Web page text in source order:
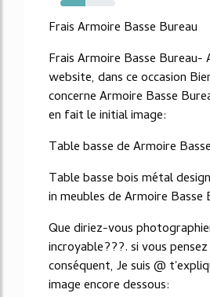
46%
Frais Armoire Basse Bureau
Frais Armoire Basse
website, dans ce occasion
concerne Armoire Basse
en fait le initial image:
Table basse de Armoire
Table basse bois métal
in meubles de Armoire Basse
Que diriez-vous
incroyable???. si vous
conséquent, Je suis @
image encore dessous: